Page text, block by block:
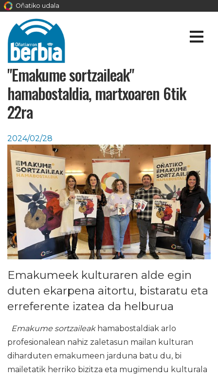
Oñatiko udala
"Emakume sortzaileak"
hamabostaldia, martxoaren 6tik
22ra
2024/02/28
Emakumeek kulturaren alde egin
duten ekarpena aitortu, bistaratu eta
erreferente izatea da helburua
Emakume sortzaileakhamabostaldiak arlo
profesionalean nahiz zaletasun mailan kulturan
diharduten emakumeen jarduna batu du, bi
mailetatik herriko bizitza eta mugimendu kulturala